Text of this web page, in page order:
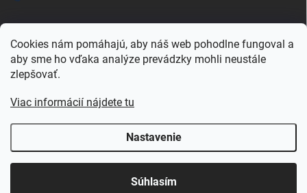
Cookies nám pomáhajú, aby náš web pohodlne fungoval a
aby sme ho vďaka analýze prevádzky mohli neustále
zlepšovať.
Viac informácií nájdete tu
Nastavenie
Súhlasím
Najnakup.sk Heureka.sk Pricemania.sk
slovenskéregále.sk